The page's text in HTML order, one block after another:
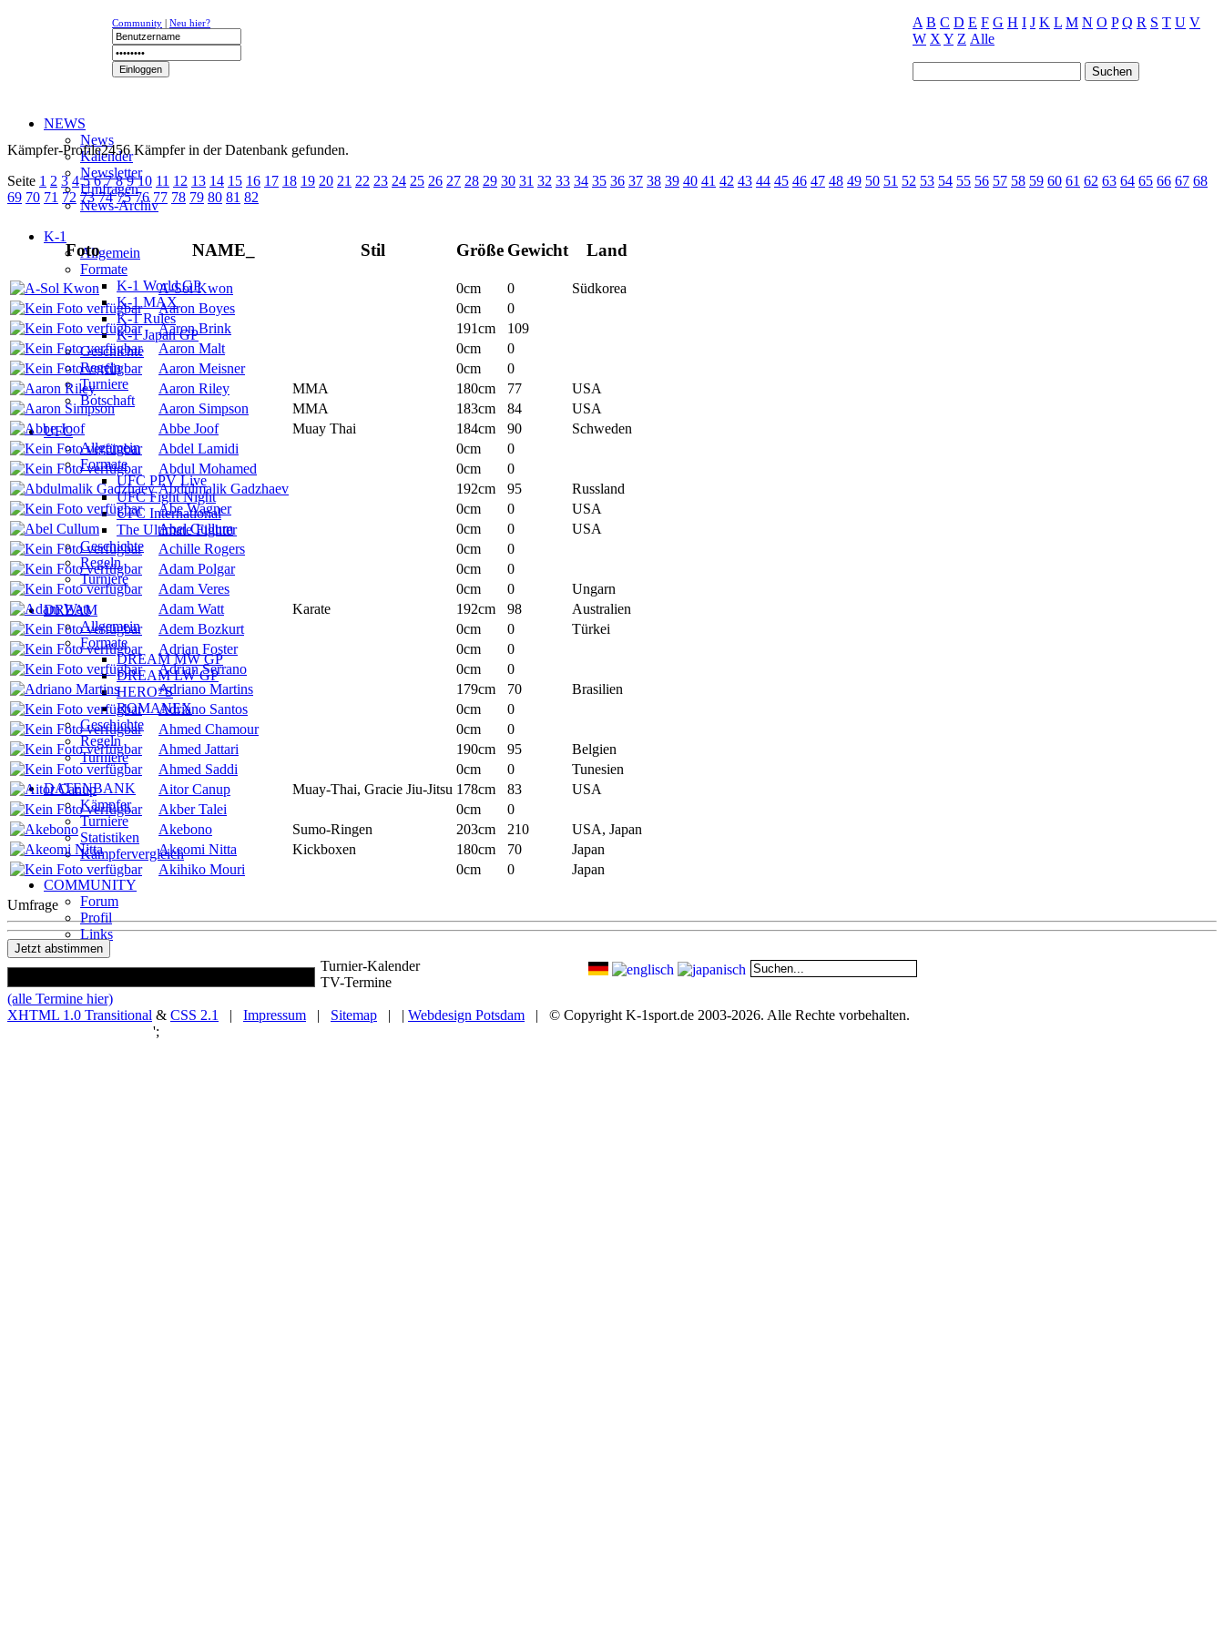
Community | Neu hier?
NEWS
News
Kalender
Newsletter
Umfragen
News-Archiv
K-1
Allgemein
Formate
K-1 World GP
K-1 MAX
K-1 Rules
K-1 Japan GP
Geschichte
Regeln
Turniere
Botschaft
UFC
Allgemein
Formate
UFC PPV Live
UFC Fight Night
UFC International
The Ultimate Fighter
Geschichte
Regeln
Turniere
DREAM
Allgemein
Formate
DREAM MW GP
DREAM LW GP
HERO*S
ROMANEX
Geschichte
Regeln
Turniere
DATENBANK
Kämpfer
Turniere
Statistiken
Kämpfervergleich
COMMUNITY
Forum
Profil
Links
Kämpfer-Profile
A B C D E F G H I J K L M N O P Q R S T U V
W X Y Z Alle
2456 Kämpfer in der Datenbank gefunden.
Seite 1 2 3 4 5 6 7 8 9 10 11 12 13 14 15 16 17 18 19 20 21 22 23 24 25 26 27 28 29 30 31 32 33 34 35 36 37 38 39 40 41 42 43 44 45 46 47 48 49 50 51 52 53 54 55 56 57 58 59 60 61 62 63 64 65 66 67 68
69 70 71 72 73 74 75 76 77 78 79 80 81 82
Foto NAME_ Stil Größe Gewicht Land
A-Sol Kwon 0cm 0
Südkorea
Aaron Boyes
0cm
0
Aaron Brink
191cm
109
Aaron Malt
0cm
0
Aaron Meisner
0cm
0
Aaron Riley
MMA 180cm 77
USA
Aaron Simpson
MMA 183cm 84
USA
Abbe Joof
Muay Thai 184cm 90
Schweden
Abdel Lamidi
0cm
0
Abdul Mohamed
0cm
0
Abdulmalik Gadzhaev
192cm 95
Russland
Abe Wagner
0cm 0
USA
Abel Cullum
0cm 0
USA
Achille Rogers
0cm
0
Adam Polgar
0cm
0
Adam Veres
0cm 0
Ungarn
Adam Watt
Karate 192cm 98
Australien
Adem Bozkurt
0cm 0
Türkei
Adrian Foster
0cm
0
Adrian Serrano
0cm
0
Adriano Martins
179cm 70
Brasilien
Adriano Santos
0cm
0
Ahmed Chamour
0cm
0
Ahmed Jattari
190cm 95
Belgien
Ahmed Saddi
0cm 0
Tunesien
Aitor Canup
Muay-Thai, Gracie Jiu-Jitsu 178cm 83
USA
Akber Talei
0cm
0
Akebono
Sumo-Ringen 203cm 210
USA, Japan
Akeomi Nitta
Kickboxen 180cm 70
Japan
Akihiko Mouri
0cm 0 Japan
Umfrage
Turnier-Kalender
TV-Termine
(alle Termine hier)
XHTML 1.0 Transitional & CSS 2.1 | Impressum | Sitemap | | Webdesign Potsdam | © Copyright K-1sport.de 2003-2026. Alle Rechte vorbehalten.
';